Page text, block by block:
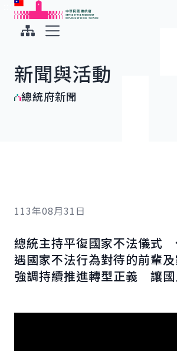
跳到主要內容
中華民國總統府
新聞與活動
總統府新聞
113年08月31日
總統主持平復國家不法儀式
遇國家不法行為對待的前輩
強調持續推進轉型正義 讓國